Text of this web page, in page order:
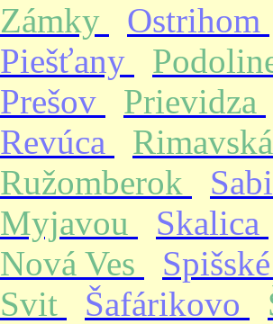
Zámky
Ostrihom
Piešťany
Prešov
Prievidza
Revúca
Ružomberok
Myjavou
Skalica
Nová Ves
Svit
Šafárikovo